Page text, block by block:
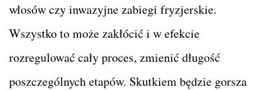
włosów czy inwazyjne zabiegi fryzjerskie.
Wszystko to może zakłócić i w efekcie
rozregulować cały proces, zmienić długość
poszczególnych etapów. Skutkiem będzie gorsza